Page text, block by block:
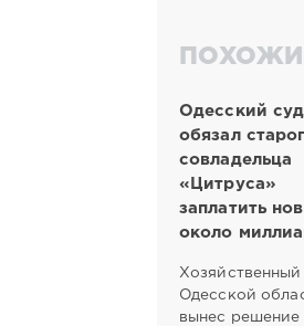
Одесский суд
обязал
совладельца
«Цитруса»
заплатить
около
Хозяйственный
Одесской
вынес решение